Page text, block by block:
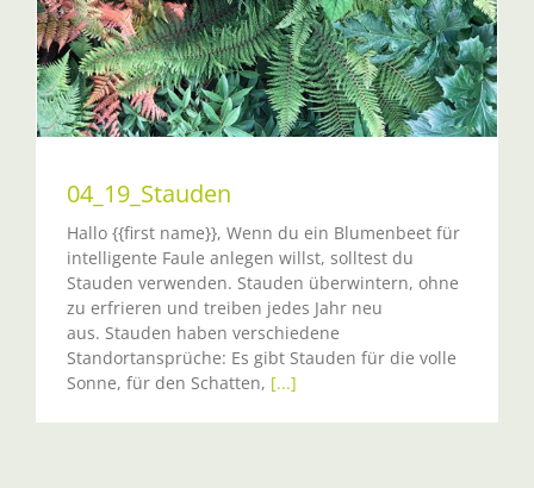
04_19_Stauden
Hallo {{first name}}, Wenn du ein Blumenbeet für
intelligente Faule anlegen willst, solltest du
Stauden verwenden. Stauden überwintern, ohne
zu erfrieren und treiben jedes Jahr neu
aus. Stauden haben verschiedene
Standortansprüche: Es gibt Stauden für die volle
Sonne, für den Schatten, [...]